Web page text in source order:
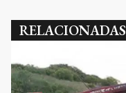
RELACIONADAS